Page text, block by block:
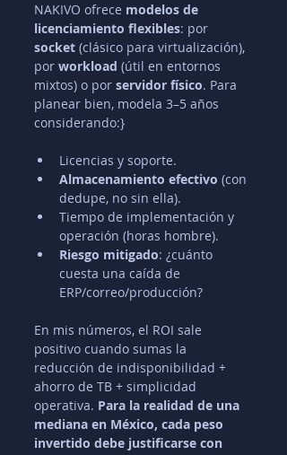
NAKIVO ofrece modelos de
licenciamiento flexibles: por
socket (clásico para virtualización),
por workload (útil en entornos
mixtos) o por servidor físico. Para
planear bien, modela 3–5 años
considerando:}
Licencias y soporte.
Almacenamiento efectivo (con
dedupe, no sin ella).
Tiempo de implementación y
operación (horas hombre).
Riesgo mitigado: ¿cuánto
cuesta una caída de
ERP/correo/producción?
En mis números, el ROI sale
positivo cuando sumas la
reducción de indisponibilidad +
ahorro de TB + simplicidad
operativa. Para la realidad de una
mediana en México, cada peso
invertido debe justificarse con